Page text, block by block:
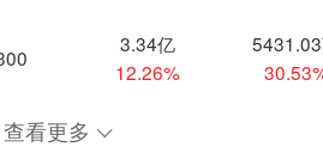
3.34亿
12.26%
查看更多